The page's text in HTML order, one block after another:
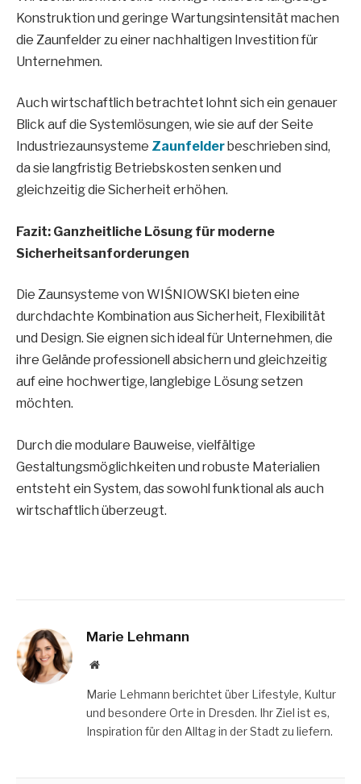
Konstruktion und geringe Wartungsintensität machen
die Zaunfelder zu einer nachhaltigen Investition für
Unternehmen.
Auch wirtschaftlich betrachtet lohnt sich ein genauer
Blick auf die Systemlösungen, wie sie auf der Seite
Industriezaunsysteme Zaunfelder beschrieben sind,
da sie langfristig Betriebskosten senken und
gleichzeitig die Sicherheit erhöhen.
Fazit: Ganzheitliche Lösung für moderne
Sicherheitsanforderungen
Die Zaunsysteme von WIŚNIOWSKI bieten eine
durchdachte Kombination aus Sicherheit, Flexibilität
und Design. Sie eignen sich ideal für Unternehmen, die
ihre Gelände professionell absichern und gleichzeitig
auf eine hochwertige, langlebige Lösung setzen
möchten.
Durch die modulare Bauweise, vielfältige
Gestaltungsmöglichkeiten und robuste Materialien
entsteht ein System, das sowohl funktional als auch
wirtschaftlich überzeugt.
Marie Lehmann
Website
Marie Lehmann berichtet über Lifestyle, Kultur
und besondere Orte in Dresden. Ihr Ziel ist es,
Inspiration für den Alltag in der Stadt zu liefern.